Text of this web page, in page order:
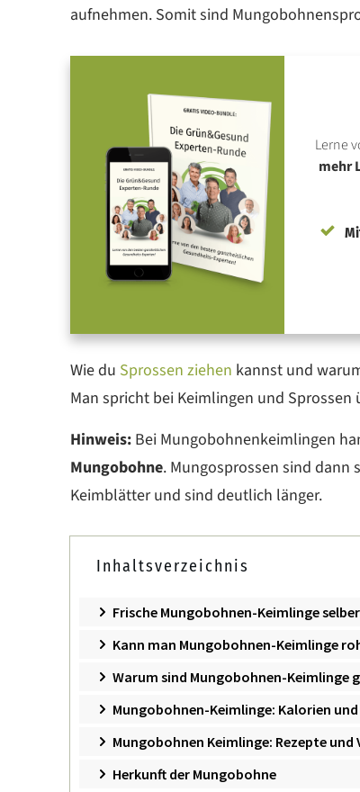
aufnehmen. Somit sind
Lerne
mehr
Wie du Sprossen ziehen kannst und
Man spricht bei Keimlingen und Sprossen
Hinweis: Bei Mungobohnenkeimlingen
Mungobohne. Mungosprossen sind
Keimblätter und sind deutlich länger.
Inhaltsverzeichnis
Frische Mungobohnen-Keimlinge
Kann man Mungobohnen-Keimlinge
Warum sind Mungobohnen-Keimlinge
Mungobohnen-Keimlinge: Kalorien
Mungobohnen Keimlinge: Rezepte und
Herkunft der Mungobohne